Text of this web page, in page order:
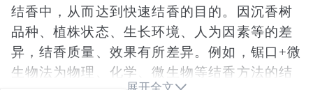
结香中，从而达到快速结香的目的。因沉香树
品种、植株状态、生长环境、人为因素等的差
异，结香质量、效果有所差异。例如，锯口+微
生物法为物理、化学、微生物等结香方法的结
展开全文